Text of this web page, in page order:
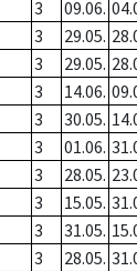
3 09.06.
3 29.05.
3 29.05.
3 14.06.
3 30.05.
3 01.06.
3 28.05.
3 15.05.
3 31.05.
3 28.05.